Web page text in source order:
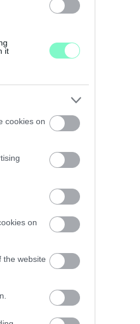
it
cookies on
on
the website
KÉT
EZER
TÁMOGATÁS,
IGÉNYELNI
Az első 50 ezer
folyósítja a Magyar
novemberben,